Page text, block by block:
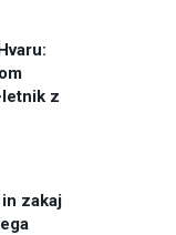
z
zakaj